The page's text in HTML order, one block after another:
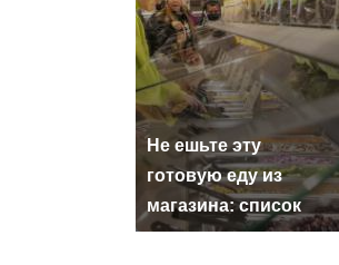
Не ешьте эту
готовую еду из
магазина: список